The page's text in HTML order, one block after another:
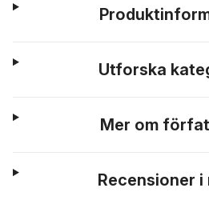
Utforska
Mer om
Recensioner i